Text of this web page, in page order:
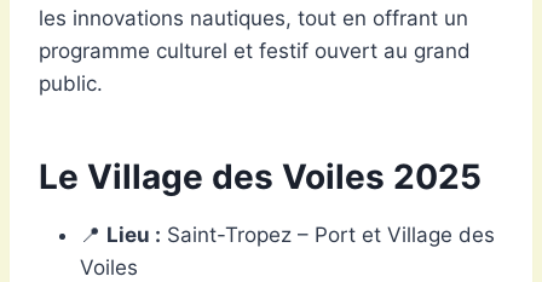
les innovations nautiques, tout en offrant un
programme culturel et festif ouvert au grand
public.
Le Village des Voiles 2025
📍 Lieu : Saint-Tropez – Port et Village des
Voiles